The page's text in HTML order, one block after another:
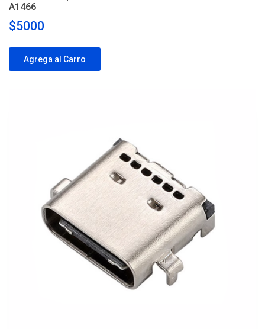
A1466
$5000
Agrega al Carro